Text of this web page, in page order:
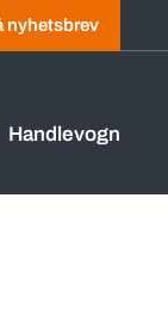
nyhetsbrev
Handlevogn